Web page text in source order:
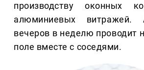
производству оконных
алюминиевых витражей.
вечеров в неделю проводит
поле вместе с соседями.